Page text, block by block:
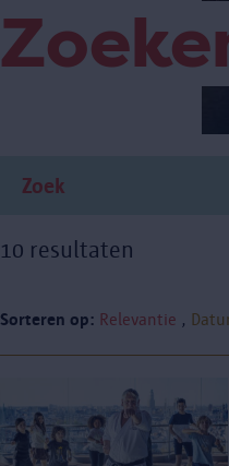
10 resultaten
Sorteren op: Relevantie